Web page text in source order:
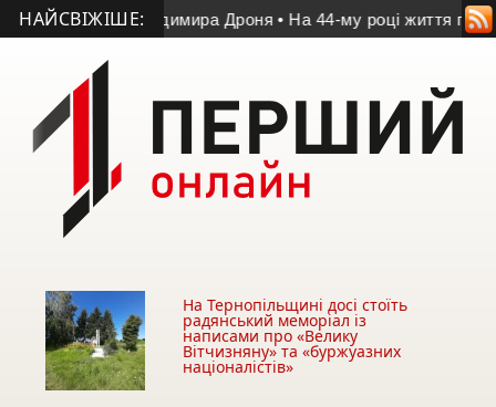
НАЙСВІЖІШЕ:
Володимира Дроня • На 44-му році життя помер
На Тернопільщині досі стоїть
радянський меморіал із
написами про «Велику
Вітчизняну» та «буржуазних
націоналістів»